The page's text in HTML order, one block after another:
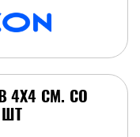
4Х4 СМ. СО